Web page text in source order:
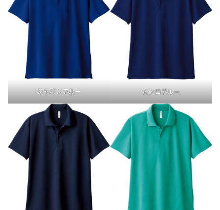
ジャパンブルー メトロブルー